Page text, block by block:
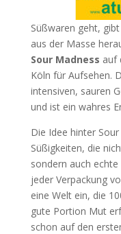
Süßwaren geht,
aus der Masse
Sour Madness auf
Köln für Aufsehen.
intensiven, sauren
und ist ein wahres
Die Idee hinter
Süßigkeiten, die
sondern auch
jeder Verpackung
eine Welt ein, die
gute Portion Mut
schon auf den